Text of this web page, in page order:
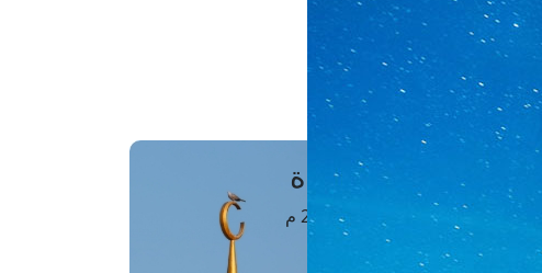
حجز موعد
الفتوى الهاتفية
مَواقِيتُ الصَّـــلاة
القاهرة · 08 أغسطس 2026 م
الفجر